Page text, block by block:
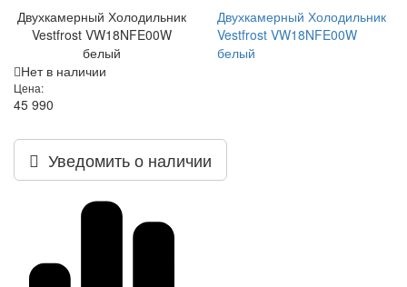
Двухкамерный Холодильник
Vestfrost VW18NFE00W
белый
Двухкамерный Холодильник
Vestfrost VW18NFE00W
белый
Нет в наличии
Цена:
45 990
Уведомить о наличии